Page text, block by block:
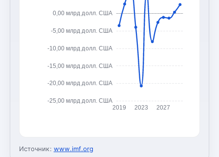
-25,00 млрд долл. США
-20,00 млрд долл. США
-15,00 млрд долл. США
-10,00 млрд долл. США
-5,00 млрд долл. США
0,00 млрд долл. США
2019 2023 2027
Источник: www.imf.org